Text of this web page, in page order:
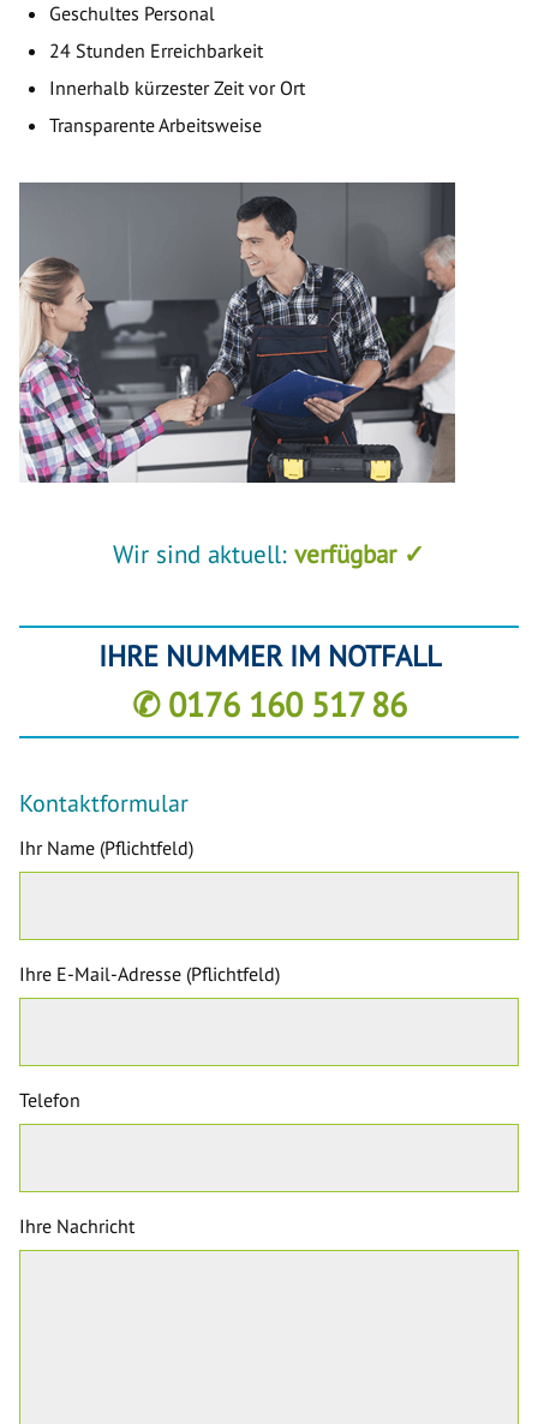
Geschultes Personal
24 Stunden Erreichbarkeit
Innerhalb kürzester Zeit vor Ort
Transparente Arbeitsweise
Wir sind aktuell: verfügbar ✓
IHRE NUMMER IM NOTFALL
✆ 0176 160 517 86
Kontaktformular
Ihr Name (Pflichtfeld)
Ihre E-Mail-Adresse (Pflichtfeld)
Telefon
Ihre Nachricht